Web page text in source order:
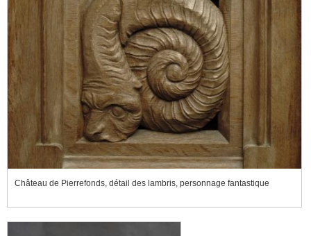
Château de Pierrefonds, détail des lambris, personnage fantastique